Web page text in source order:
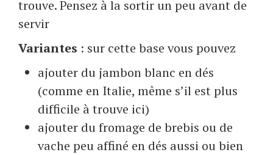
trouve. Pensez à la sortir un peu avant de
servir
Variantes : sur cette base vous pouvez
ajouter du jambon blanc en dés
(comme en Italie, même s’il est plus
difficile à trouve ici)
ajouter du fromage de brebis ou de
vache peu affiné en dés aussi ou bien